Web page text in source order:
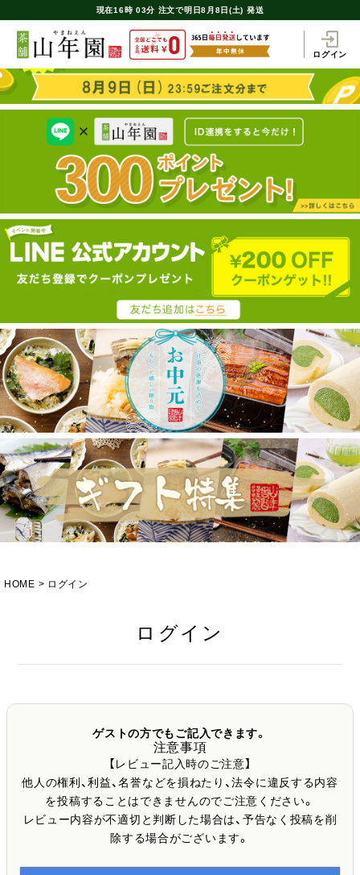
現在16時 03分 注文で明日8月8日(土) 発送
ログイン
HOME ログイン
ログイン
ゲストの方でもご記入できます。
注意事項
【レビュー記入時のご注意】
他人の権利、利益、名誉などを損ねたり、法令に違反する内容
を投稿することはできませんのでご注意ください。
レビュー内容が不適切と判断した場合は、予告なく投稿を削
除する場合がございます。